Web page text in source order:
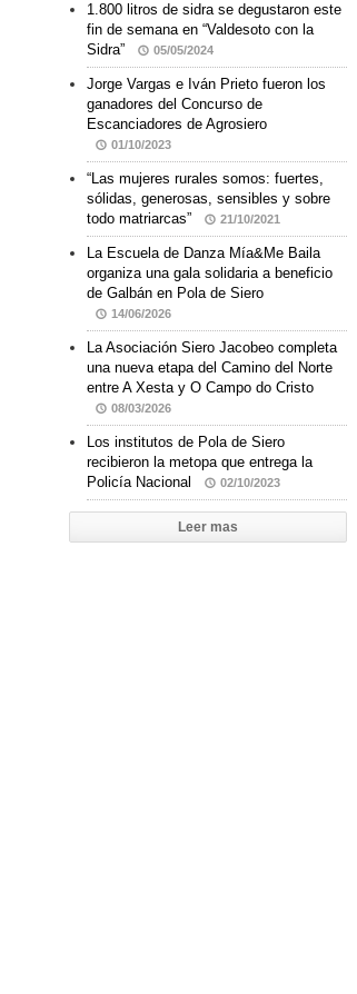
1.800 litros de sidra se degustaron este
fin de semana en “Valdesoto con la
Sidra”
05/05/2024
Jorge Vargas e Iván Prieto fueron los
ganadores del Concurso de
Escanciadores de Agrosiero
01/10/2023
“Las mujeres rurales somos: fuertes,
sólidas, generosas, sensibles y sobre
todo matriarcas”
21/10/2021
La Escuela de Danza Mía&Me Baila
organiza una gala solidaria a beneficio
de Galbán en Pola de Siero
14/06/2026
La Asociación Siero Jacobeo completa
una nueva etapa del Camino del Norte
entre A Xesta y O Campo do Cristo
08/03/2026
Los institutos de Pola de Siero
recibieron la metopa que entrega la
Policía Nacional
02/10/2023
Leer mas